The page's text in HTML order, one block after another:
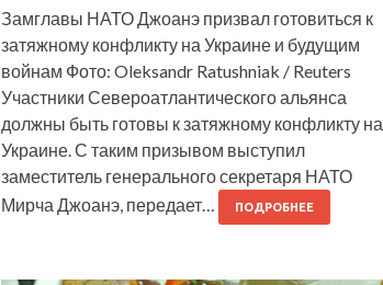
Замглавы НАТО Джоанэ призвал готовиться к
затяжному конфликту на Украине и будущим
войнам Фото: Oleksandr Ratushniak / Reuters
Участники Североатлантического альянса
должны быть готовы к затяжному конфликту на
Украине. С таким призывом выступил
заместитель генерального секретаря НАТО
Мирча Джоанэ, передает…
ПОДРОБНЕЕ